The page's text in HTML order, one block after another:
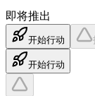
即将推出
开始行动
开始行动